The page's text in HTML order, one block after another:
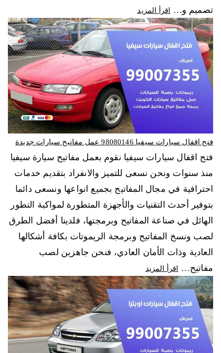
تصميم و…
اقرأ المزيد
فتح اقفال سيارات سيفيا 98080146‬ عمل مفاتيح سيارات جديدة
فتح اقفال سيارات سيفيا نقوم بعمل مفاتيح سيارة سيفيا
منذ سنوات ونحن نسعى للتميز والانفراد بتقديم خدمات
احترافية في مجال المفاتيح بجميع انواعها ونسعى دائما
بتوفير أحدث التقنيات والأجهزة المتطورة لمواكبة التطور
الهائل في صناعة المفاتيح وبرمجتها، فلدينا أفضل الطرق
لصب ونسخ المفاتيح وبرمجة الريموتات بكافة أشكالها
العادية وذات الأمان العادي، فنحن جاهزين لصب
مفاتيح…
اقرأ المزيد